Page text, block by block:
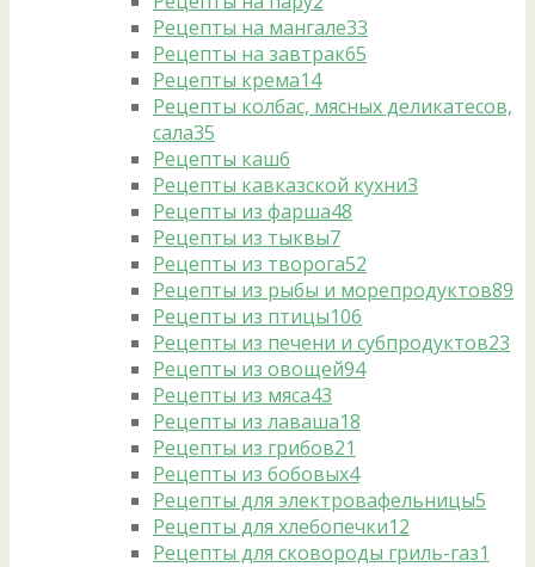
Рецепты на мангале33
Рецепты на завтрак65
Рецепты крема14
Рецепты колбас, мясных деликатесов,
сала35
Рецепты каш6
Рецепты кавказской кухни3
Рецепты из фарша48
Рецепты из тыквы7
Рецепты из творога52
Рецепты из рыбы и морепродуктов89
Рецепты из птицы106
Рецепты из печени и субпродуктов23
Рецепты из овощей94
Рецепты из мяса43
Рецепты из лаваша18
Рецепты из грибов21
Рецепты из бобовых4
Рецепты для электровафельницы5
Рецепты для хлебопечки12
Рецепты для сковороды гриль-газ1